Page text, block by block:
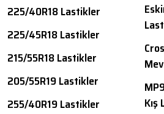
225/40R18 Lastikler
225/45R18 Lastikler
215/55R18 Lastikler
205/55R19 Lastikler
255/40R19 Lastikler